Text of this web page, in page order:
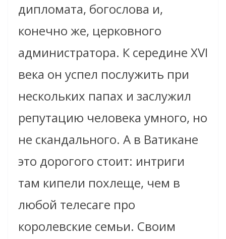
дипломата, богослова и,
конечно же, церковного
администратора. К середине XVI
века он успел послужить при
нескольких папах и заслужил
репутацию человека умного, но
не скандального. А в Ватикане
это дорогого стоит: интриги
там кипели похлеще, чем в
любой телесаге про
королевские семьи. Своим